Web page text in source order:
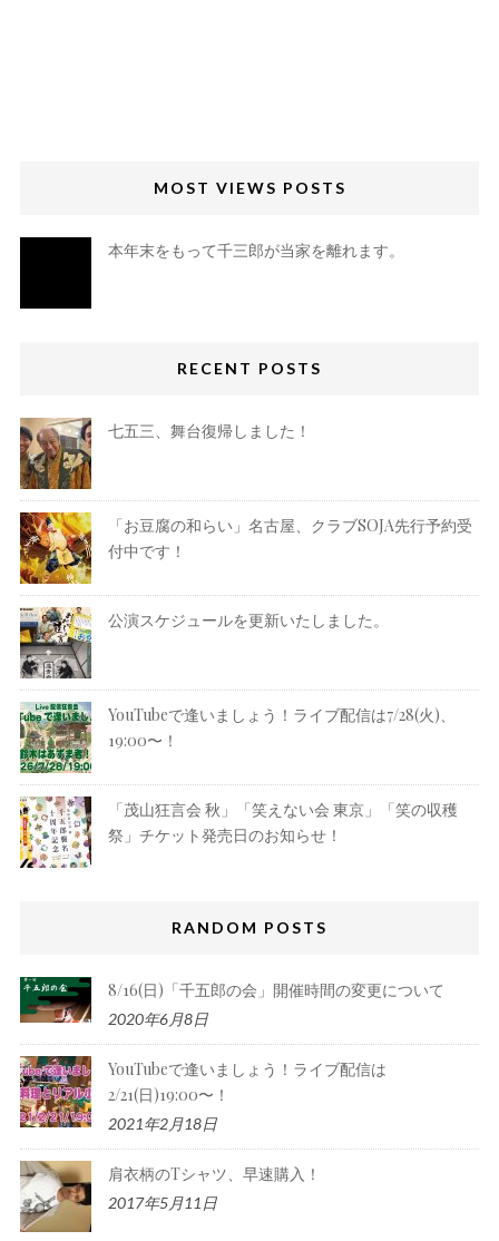
MOST VIEWS POSTS
本年末をもって千三郎が当家を離れます。
RECENT POSTS
七五三、舞台復帰しました！
「お豆腐の和らい」名古屋、クラブSOJA先行予約受
付中です！
公演スケジュールを更新いたしました。
YouTubeで逢いましょう！ライブ配信は7/28(火)、
19:00〜！
「茂山狂言会 秋」「笑えない会 東京」「笑の収穫
祭」チケット発売日のお知らせ！
RANDOM POSTS
8/16(日)「千五郎の会」開催時間の変更について
2020年6月8日
YouTubeで逢いましょう！ライブ配信は
2/21(日)19:00〜！
2021年2月18日
肩衣柄のTシャツ、早速購入！
2017年5月11日